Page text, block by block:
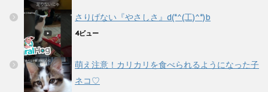
さりげない『やさしさ』d(*^(工)^*)b
4ビュー
萌え注意！カリカリを食べられるようになった子
ネコ♡